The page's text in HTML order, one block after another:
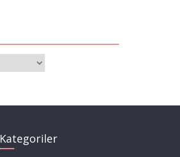
Kategoriler